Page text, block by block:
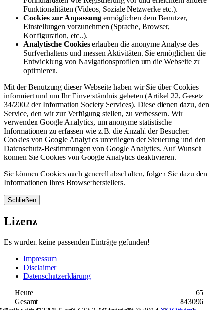
Funktionalitäten (Videos, Soziale Netzwerke etc.).
Cookies zur Anpassung ermöglichen dem Benutzer,
Einstellungen vorzunehmen (Sprache, Browser,
Konfiguration, etc..).
Analytische Cookies erlauben die anonyme Analyse des
Surfverhaltens und messen Aktivitäten. Sie ermöglichen die
Entwicklung von Navigationsprofilen um die Webseite zu
optimieren.
Mit der Benutzung dieser Webseite haben wir Sie über Cookies
informiert und um Ihr Einverständnis gebeten (Artikel 22, Gesetz
34/2002 der Information Society Services). Diese dienen dazu, den
Service, den wir zur Verfügung stellen, zu verbessern. Wir
verwenden Google Analytics, um anonyme statistische
Informationen zu erfassen wie z.B. die Anzahl der Besucher.
Cookies von Google Analytics unterliegen der Steuerung und den
Datenschutz-Bestimmungen von Google Analytics. Auf Wunsch
können Sie Cookies von Google Analytics deaktivieren.
Sie können Cookies auch generell abschalten, folgen Sie dazu den
Informationen Ihres Browserherstellers.
Schließen
Lizenz
Es wurden keine passenden Einträge gefunden!
Impressum
Disclaimer
Datenschutzerklärung
Heute
65
Gesamt
843096